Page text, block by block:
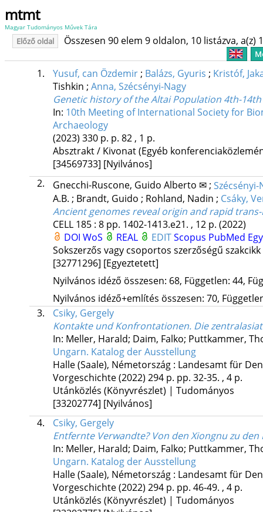
mtmt
Magyar Tudományos Művek Tára
Előző oldal Összesen 90 elem 9 oldalon, 10 listázva, a(z)
1. Yusuf, can Özdemir; Balázs, Gyuris ; Kristóf,
Tishkin ; Anna, Szécsényi-Nagy
Genetic history of the Altai Population 4th-
In: 10th Meeting of International Society for
Archaeology
(2023) 330 p. p. 82 , 1 p.
Absztrakt / Kivonat (Egyéb
[34569733] [Nyilvános]
2.
Gnecchi-Ruscone, Guido Alberto ✉; Szécsényi-
A.B. ; Brandt, Guido ; Rohland, Nadin ; Csáky,
Ancient genomes reveal origin and rapid
CELL 185: 8 pp. 1402-1413.e21. , 12 p. (2022)
DOI WoS REAL EDITScopus PubMed
Sokszerzős vagy csoportos szerzőségű
[32771296] [Egyeztetett]
Nyilvános idéző összesen: 68, Független: 44,
Nyilvános idéző+említés összesen: 70,
3.
Csiky, Gergely
Kontakte und Konfrontationen. Die
In: Meller, Harald; Daim, Falko; Puttkammer,
Ungarn. Katalog der Ausstellung
Halle (Saale), Németország : Landesamt für
Vorgeschichte(2022) 294 p. pp. 32-35. , 4 p.
Utánközlés (Könyvrészlet) | Tudományos
[33202774] [Nyilvános]
4.
Csiky, Gergely
Entfernte Verwandte? Von den Xiongnu zu den
In: Meller, Harald; Daim, Falko; Puttkammer,
Ungarn. Katalog der Ausstellung
Halle (Saale), Németország : Landesamt für
Vorgeschichte(2022) 294 p. pp. 46-49. , 4 p.
Utánközlés (Könyvrészlet) | Tudományos